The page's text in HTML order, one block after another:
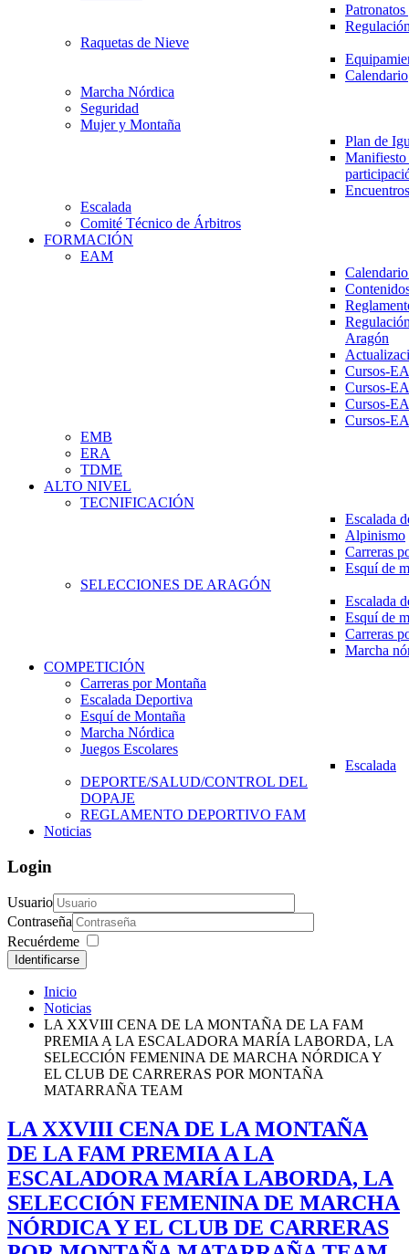
Raquetas de Nieve
Calendario
Marcha Nórdica
Seguridad
Mujer y Montaña
Plan de
Escalada
Comité Técnico de Árbitros
FORMACIÓN
EAM
Aragón
Cursos-
Cursos-
Cursos-
Cursos-
EMB
ERA
TDME
ALTO NIVEL
TECNIFICACIÓN
Escalada
Alpinismo
Carreras
Esquí de
SELECCIONES DE ARAGÓN
Escalada
Esquí de
Carreras
Marcha
COMPETICIÓN
Carreras por Montaña
Escalada Deportiva
Esquí de Montaña
Marcha Nórdica
Juegos Escolares
Escalada
DEPORTE/SALUD/CONTROL DEL
DOPAJE
REGLAMENTO DEPORTIVO FAM
Noticias
Login
Usuario
Contraseña
Recuérdeme
Identificarse
Inicio
Noticias
LA XXVIII CENA DE LA MONTAÑA DE LA FAM
PREMIA A LA ESCALADORA MARÍA LABORDA, LA
SELECCIÓN FEMENINA DE MARCHA NÓRDICA Y
EL CLUB DE CARRERAS POR MONTAÑA
MATARRAÑA TEAM
LA XXVIII CENA DE LA MONTAÑA
DE LA FAM PREMIA A LA
ESCALADORA MARÍA LABORDA, LA
SELECCIÓN FEMENINA DE MARCHA
NÓRDICA Y EL CLUB DE CARRERAS